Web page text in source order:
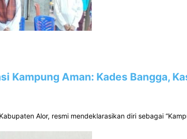
Kampung Aman: Kades Bangga,
Alor, resmi mendeklarasikan diri sebagai